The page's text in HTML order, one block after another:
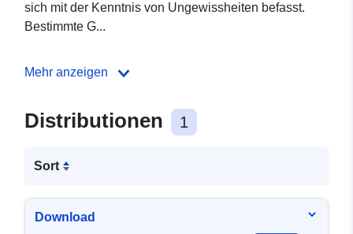
sich mit der Kenntnis von Ungewissheiten befasst.
Bestimmte G...
Mehr anzeigen
Distributionen 1
Sort
Download